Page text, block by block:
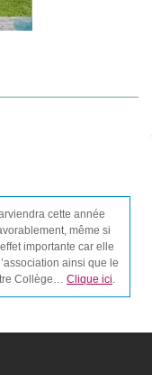
cette année
même si
importante car elle
ainsi que le
Collège… Clique ici.